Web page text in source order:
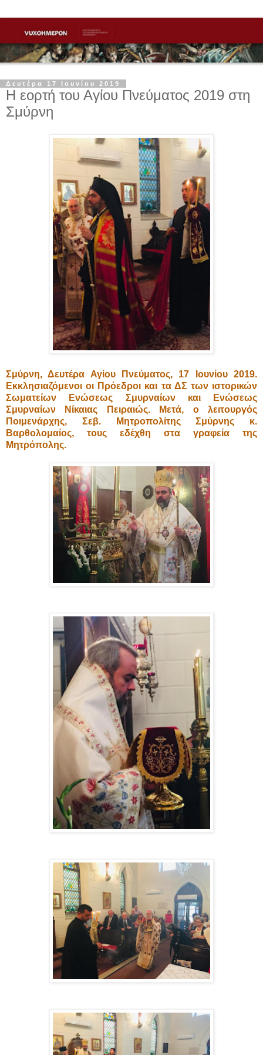
Δευτέρα 17 Ιουνίου 2019
Η εορτή του Αγίου Πνεύματος 2019 στη
Σμύρνη
Σμύρνη, Δευτέρα Αγίου Πνεύματος, 17 Ιουνίου 2019.
Εκκλησιαζόμενοι οι Πρόεδροι και τα ΔΣ των ιστορικών
Σωματείων Ενώσεως Σμυρναίων και Ενώσεως
Σμυρναίων Νίκαιας Πειραιώς. Μετά, ο λειτουργός
Ποιμενάρχης, Σεβ. Μητροπολίτης Σμύρνης κ.
Βαρθολομαίος, τους εδέχθη στα γραφεία της
Μητρόπολης.